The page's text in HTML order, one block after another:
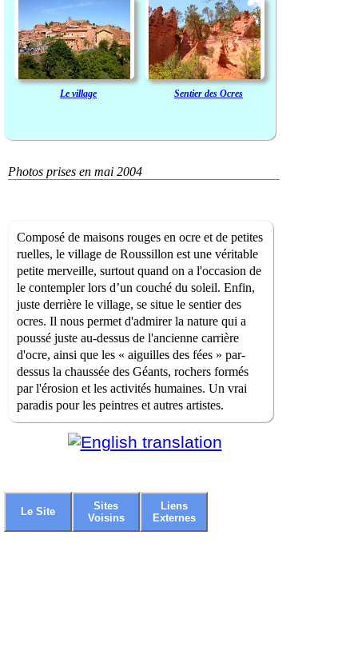
Le village Sentier des Ocres
Photos prises en mai 2004
Composé de maisons rouges en ocre et de petites
ruelles, le village de Roussillon est une véritable
petite merveille, surtout quand on a l'occasion de
le contempler lors d’un couché du soleil. Enfin,
juste derrière le village, se situe le sentier des
ocres. Il nous permet d'admirer la nature qui a
poussé juste au-dessus de l'ancienne carrière
d'ocre, ainsi que les « aiguilles des fées » par-
dessus la chaussée des Géants, rochers formés
par l'érosion et les activités humaines. Un vrai
paradis pour les peintres et autres artistes.
Le Site
Sites
Voisins
Liens
Externes